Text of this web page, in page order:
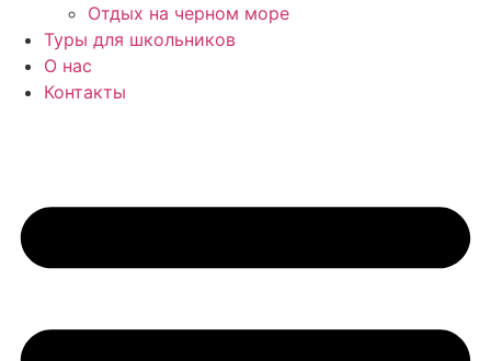
Отдых на черном море
Туры для школьников
О нас
Контакты